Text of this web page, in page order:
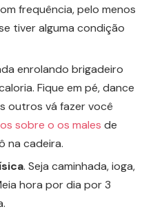
frequência, pelo menos
tiver alguma condição
enrolando brigadeiro
Fique em pé, dance
outros vá fazer você
sobre o os males de
na cadeira.
. Seja caminhada, ioga,
hora por dia por 3